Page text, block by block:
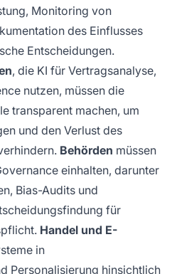
Monitoring von
des Einflusses
Entscheidungen.
, die KI für Vertragsanalyse,
nutzen, müssen die
transparent machen, um
und den Verlust des
Behörden müssen
einhalten, darunter
Bias-Audits und
für
Handel und E-
in
Personalisierung hinsichtlich